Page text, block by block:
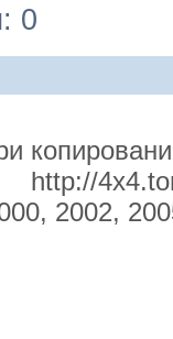
0
http://
2002,